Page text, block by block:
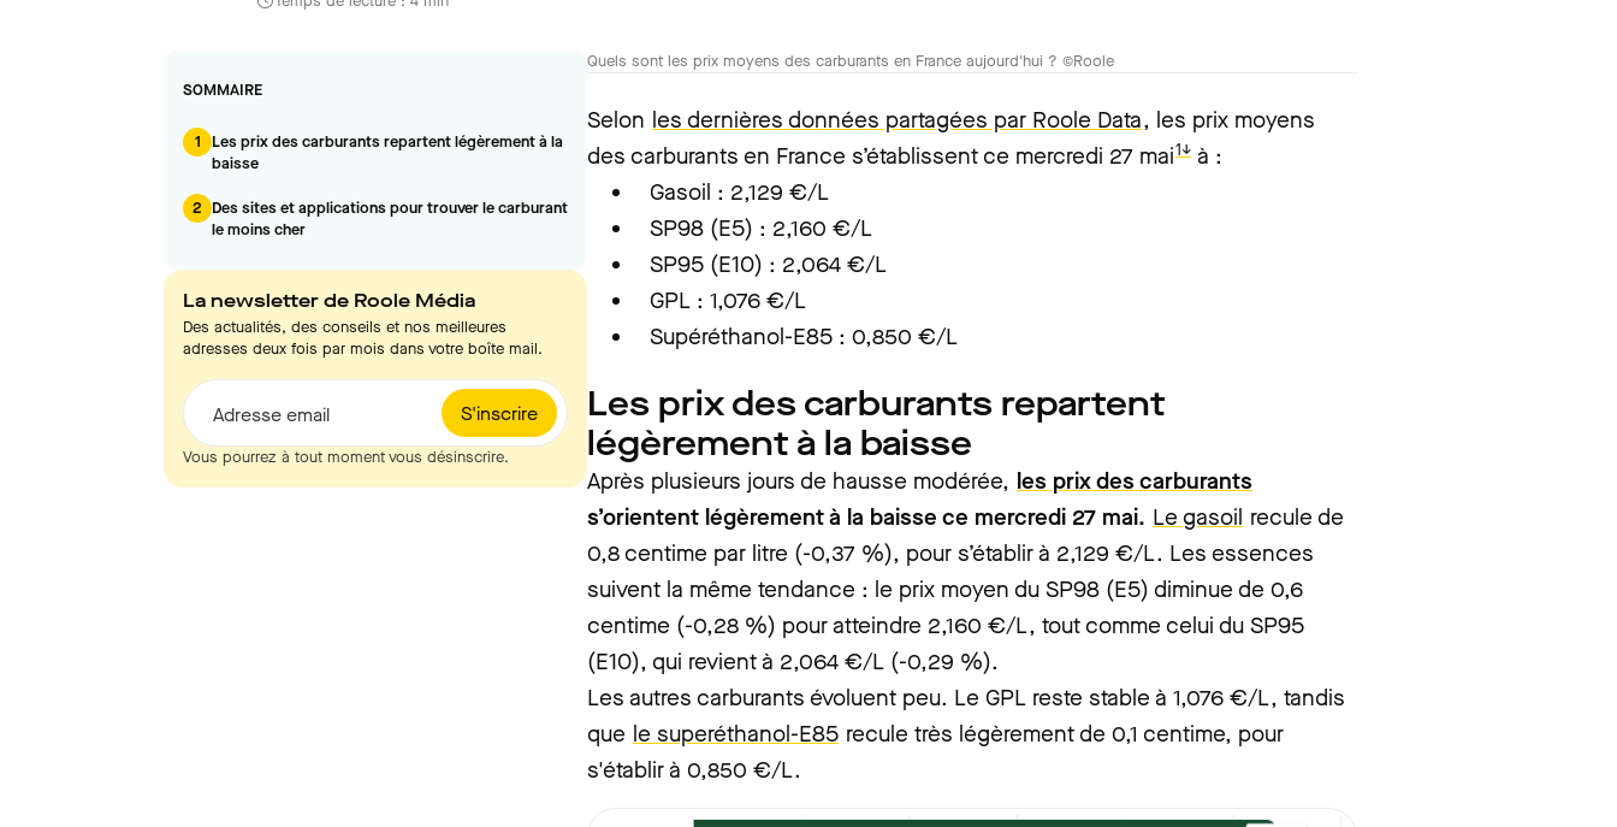
SOMMAIRE
1
Les prix des carburants repartent légèrement à la
baisse
2 Des sites et applications pour trouver le carburant
le moins cher
La newsletter de Roole Média
Des actualités, des conseils et nos meilleures
adresses deux fois par mois dans votre boîte mail.
S'inscrire
Adresse email
Vous pourrez à tout moment vous désinscrire.
Quels sont les prix moyens des carburants en France aujourd'hui ? ©Roole
Selon les dernières données partagées par Roole Data, les prix moyens
des carburants en France s’établissent ce mercredi 27 mai1↓ à :
Gasoil : 2,129 €/L
SP98 (E5) : 2,160 €/L
SP95 (E10) : 2,064 €/L
GPL : 1,076 €/L
Supéréthanol-E85 : 0,850 €/L
Les prix des carburants repartent
légèrement à la baisse
Après plusieurs jours de hausse modérée, les prix des carburants
s’orientent légèrement à la baisse ce mercredi 27 mai. Le gasoil recule de
0,8 centime par litre (-0,37 %), pour s’établir à 2,129 €/L. Les essences
suivent la même tendance : le prix moyen du SP98 (E5) diminue de 0,6
centime (-0,28 %) pour atteindre 2,160 €/L, tout comme celui du SP95
(E10), qui revient à 2,064 €/L (-0,29 %).
Les autres carburants évoluent peu. Le GPL reste stable à 1,076 €/L, tandis
que le superéthanol-E85 recule très légèrement de 0,1 centime, pour
s'établir à 0,850 €/L.